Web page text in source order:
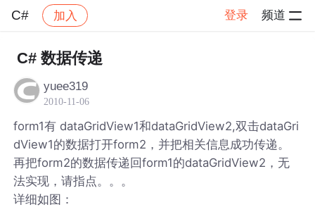
C# 加入 登录 频道
社区 C# 帖子详情
C# 数据传递
yuee319
2010-11-06
form1有 dataGridView1和dataGridView2,双击dataGri
dView1的数据打开form2，并把相关信息成功传递。
再把form2的数据传递回form1的dataGridView2，无
法实现，请指点。。。
详细如图：